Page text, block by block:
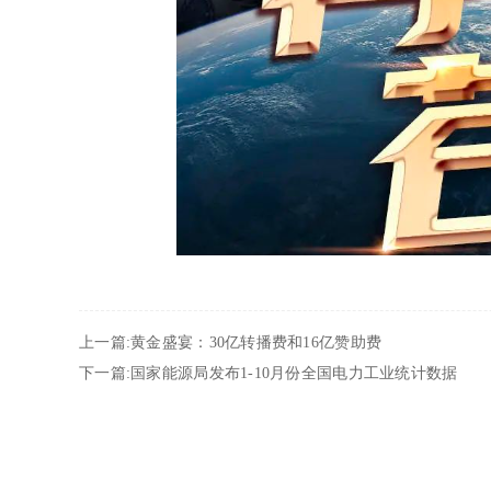
上一篇:黄金盛宴：30亿转播费和16亿赞助费
下一篇:国家能源局发布1-10月份全国电力工业统计数据